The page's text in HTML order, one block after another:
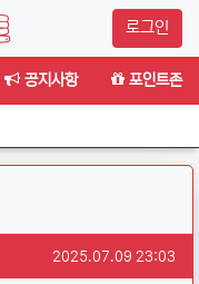
로그인
공지사항 포인트존
작성일
2025.07.09 23:03